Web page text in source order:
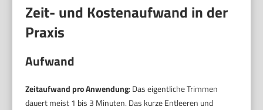
Zeit- und Kostenaufwand in der
Praxis
Aufwand
Zeitaufwand pro Anwendung: Das eigentliche Trimmen
dauert meist 1 bis 3 Minuten. Das kurze Entleeren und